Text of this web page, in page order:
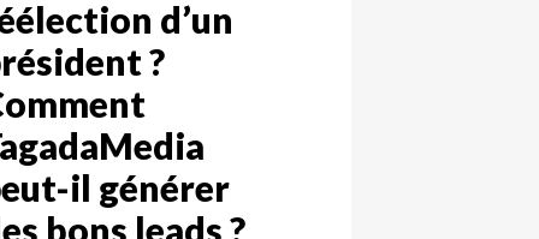
d’un
?
il générer
bons leads ?